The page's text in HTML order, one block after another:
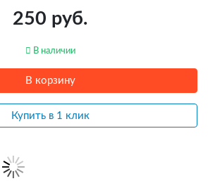
250 руб.
В наличии
В корзину
Купить в 1 клик